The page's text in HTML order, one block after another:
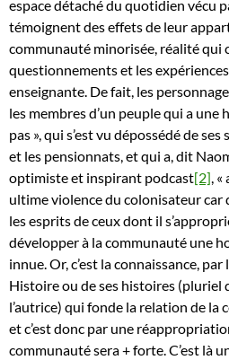
espace détaché du quotidien vécu
témoignent des effets de leur
communauté minorisée, réalité qui
questionnements et les
enseignante. De fait, les
les membres d’un peuple qui a une
pas », qui s’est vu dépossédé de
et les pensionnats, et qui a, dit
optimiste et inspirant podcast[2], «
ultime violence du colonisateur car
les esprits de ceux dont il
développer à la communauté une
innue. Or, c’est la connaissance,
Histoire ou de ses histoires (pluriel
l’autrice) qui fonde la relation de la
et c’est donc par une
communauté sera + forte. C’est là